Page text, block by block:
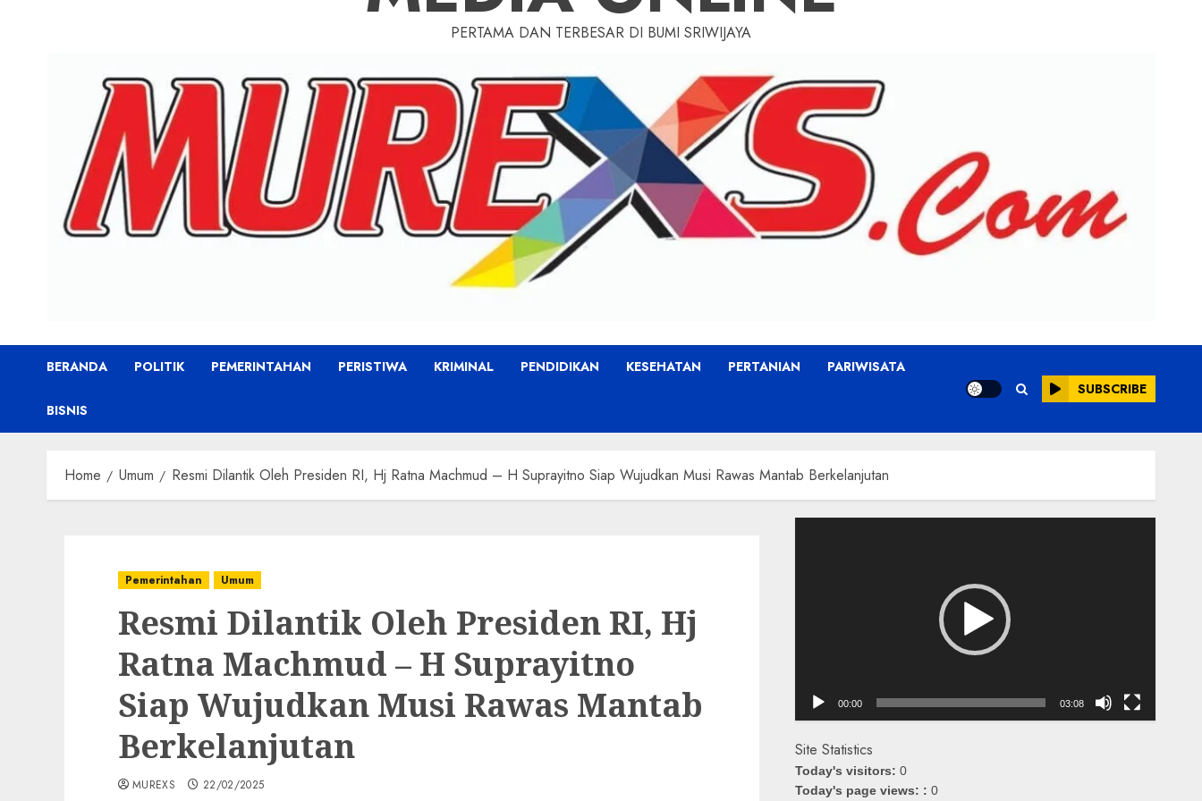
PERTAMA DAN TERBESAR DI BUMI SRIWIJAYA
BERANDA POLITIK PEMERINTAHAN PERISTIWA KRIMINAL PENDIDIKAN KESEHATAN PERTANIAN PARIWISATA
BISNIS
SUBSCRIBE
Home Umum Resmi Dilantik Oleh Presiden RI, Hj Ratna Machmud – H Suprayitno Siap Wujudkan Musi Rawas Mantab Berkelanjutan
Pemerintahan Umum
Resmi Dilantik Oleh Presiden RI, Hj
Ratna Machmud – H Suprayitno
Siap Wujudkan Musi Rawas Mantab
Berkelanjutan
MUREXS 22/02/2025
00:00 03:08
Site Statistics
Today's visitors: 0
Today's page views: : 0